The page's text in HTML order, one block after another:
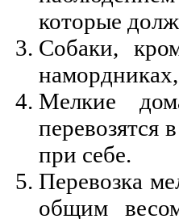
которые
Собаки,
Мелкие
перевозятся
при себе.
Перевозка
общим